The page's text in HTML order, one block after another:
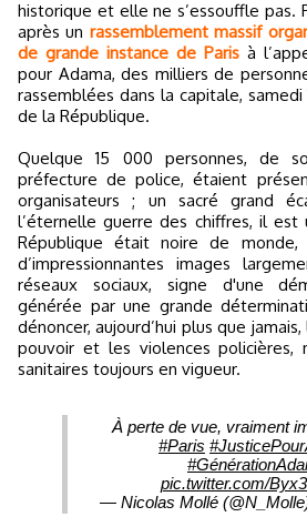
historique et elle ne s’essouffle pas.
après un rassemblement massif
de grande instance de Paris à
pour Adama, des milliers de
rassemblées dans la capitale, samedi
de la République.
Quelque 15 000 personnes, de
préfecture de police, étaient
organisateurs ; un sacré grand
l’éternelle guerre des chiffres, il
République était noire de
d’impressionnantes images
réseaux sociaux, signe d'une
générée par une grande
dénoncer, aujourd’hui plus que
pouvoir et les violences policières,
sanitaires toujours en vigueur.
À perte de vue, vraiment
#Paris
pic.twitter.com/
— Nicolas Mollé